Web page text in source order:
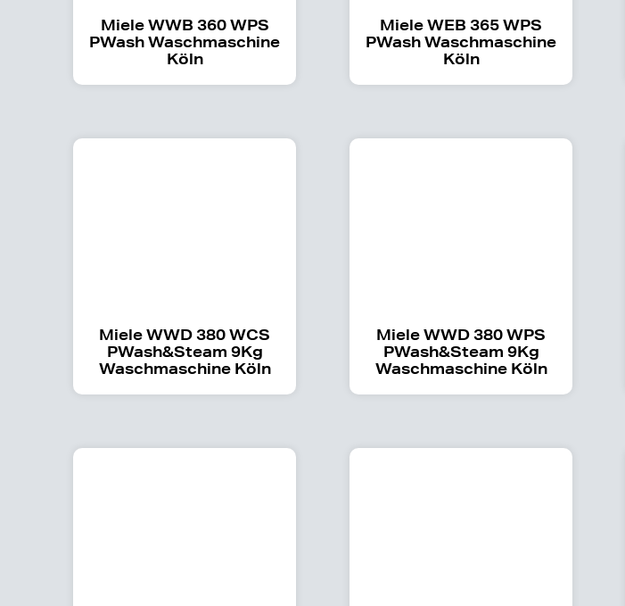
Miele WWB 360 WPS
PWash Waschmaschine
Köln
Miele WEB 365 WPS
PWash Waschmaschine
Köln
Miele WWD 380 WCS
PWash&Steam 9Kg
Waschmaschine Köln
Miele WWD 380 WPS
PWash&Steam 9Kg
Waschmaschine Köln